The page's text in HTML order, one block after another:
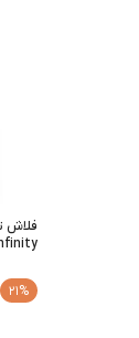
فلاش
21%